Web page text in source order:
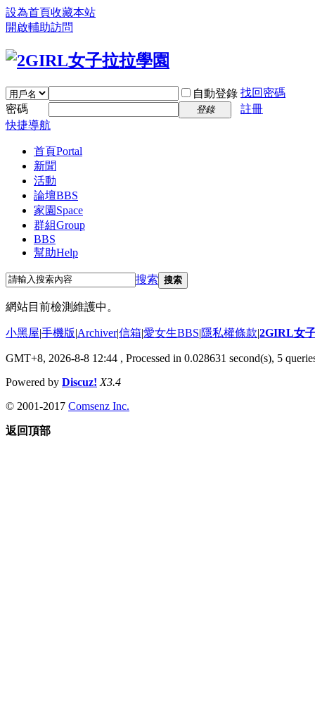
設為首頁收藏本站
開啟輔助訪問
自動登錄 找回密碼
密碼
登錄
註冊
快捷導航
首頁Portal
新聞
活動
論壇BBS
家園 Space
群組Group
BBS
幫助Help
搜索 搜索
網站目前檢測維護中。
小黑屋|手機版|Archiver|信箱|愛女生BBS|隱私權條款|2GIRL女
GMT+8, 2026-8-8 12:44 , Processed in 0.028631 second(s), 5
Powered by Discuz! X3.4
© 2001-2017 Comsenz Inc.
返回頂部